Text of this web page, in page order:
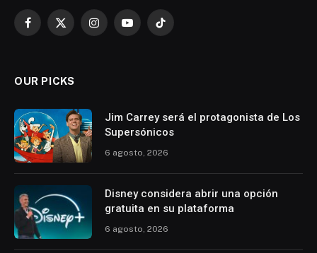
Facebook
X
InstagramYouTubeTikTok
OUR PICKS
Jim Carrey será el protagonista de Los
Supersónicos
6 agosto, 2026
Disney considera abrir una opción
gratuita en su plataforma
6 agosto, 2026